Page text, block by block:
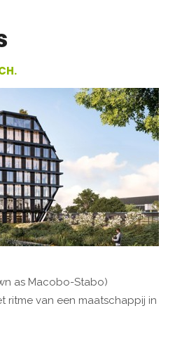
as Macobo-Stabo)
ritme van een maatschappij in